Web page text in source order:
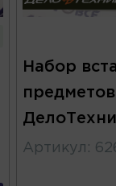
Набор
Артикул :